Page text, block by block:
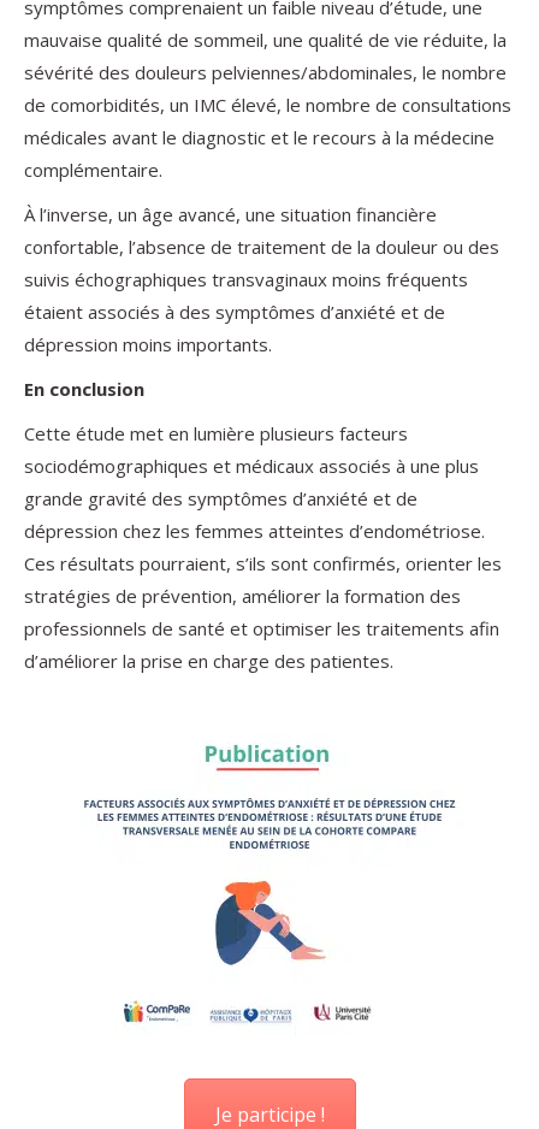
symptômes comprenaient un faible niveau d’étude, une
mauvaise qualité de sommeil, une qualité de vie réduite, la
sévérité des douleurs pelviennes/abdominales, le nombre
de comorbidités, un IMC élevé, le nombre de consultations
médicales avant le diagnostic et le recours à la médecine
complémentaire.
À l’inverse, un âge avancé, une situation financière
confortable, l’absence de traitement de la douleur ou des
suivis échographiques transvaginaux moins fréquents
étaient associés à des symptômes d’anxiété et de
dépression moins importants.
En conclusion
Cette étude met en lumière plusieurs facteurs
sociodémographiques et médicaux associés à une plus
grande gravité des symptômes d’anxiété et de
dépression chez les femmes atteintes d’endométriose.
Ces résultats pourraient, s’ils sont confirmés, orienter les
stratégies de prévention, améliorer la formation des
professionnels de santé et optimiser les traitements afin
d’améliorer la prise en charge des patientes.
Je participe !